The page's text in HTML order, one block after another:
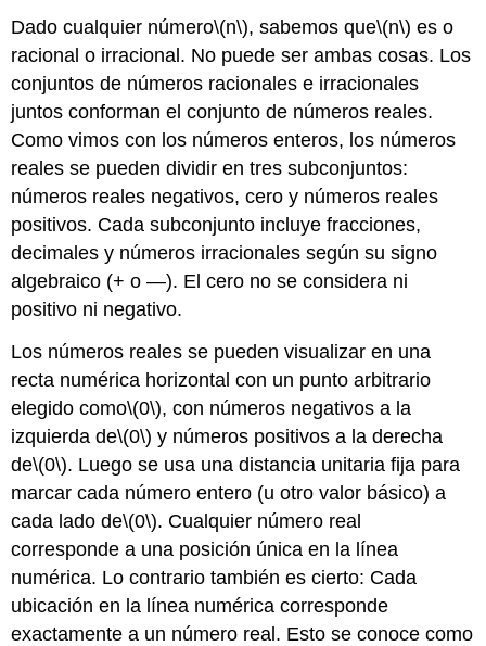
Dado cualquier número\(n\), sabemos que\(n\) es o
racional o irracional. No puede ser ambas cosas. Los
conjuntos de números racionales e irracionales
juntos conforman el conjunto de números reales.
Como vimos con los números enteros, los números
reales se pueden dividir en tres subconjuntos:
números reales negativos, cero y números reales
positivos. Cada subconjunto incluye fracciones,
decimales y números irracionales según su signo
algebraico (+ o —). El cero no se considera ni
positivo ni negativo.
Los números reales se pueden visualizar en una
recta numérica horizontal con un punto arbitrario
elegido como\(0\), con números negativos a la
izquierda de\(0\) y números positivos a la derecha
de\(0\). Luego se usa una distancia unitaria fija para
marcar cada número entero (u otro valor básico) a
cada lado de\(0\). Cualquier número real
corresponde a una posición única en la línea
numérica. Lo contrario también es cierto: Cada
ubicación en la línea numérica corresponde
exactamente a un número real. Esto se conoce como